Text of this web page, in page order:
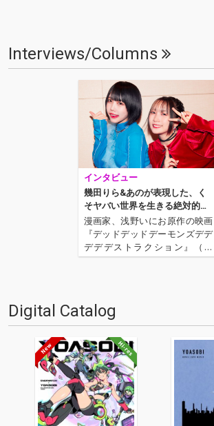
Interviews/Columns
インタビュー
幾田りら&あのが表現した、く
そヤバい世界を生きる絶対的な
ふたりの日常──映画『デデデ
デ』について語る!
漫画家、浅野いにお原作の映画
『デッドデッドデーモンズデデ
デデデストラクション』（通
称、『デデデデ』）が遂に公開
んたん”の姿を描いた物語。前章
が2024年3月22日、そし…
Digital Catalog